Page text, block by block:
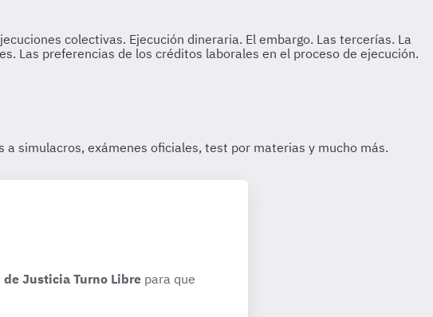
Justicia Turno Librepara que